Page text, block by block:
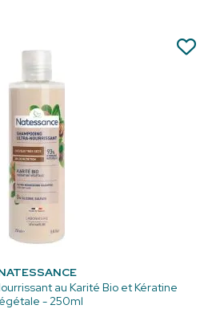
au Karité Bio et Kératine
- 250ml